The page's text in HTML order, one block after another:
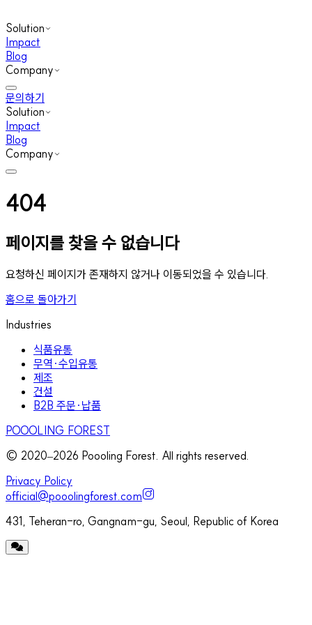
Solution
Impact
Blog
Company
문의하기
Solution
Impact
Blog
Company
404
페이지를 찾을 수 없습니다
요청하신 페이지가 존재하지 않거나 이동되었을 수 있습니다.
홈으로 돌아가기
Industries
식품유통
무역·수입유통
제조
건설
B2B 주문·납품
POOOLING FOREST
© 2020–2026 Poooling Forest. All rights reserved.
Privacy Policy
official@pooolingforest.com
431, Teheran-ro, Gangnam-gu, Seoul, Republic of Korea